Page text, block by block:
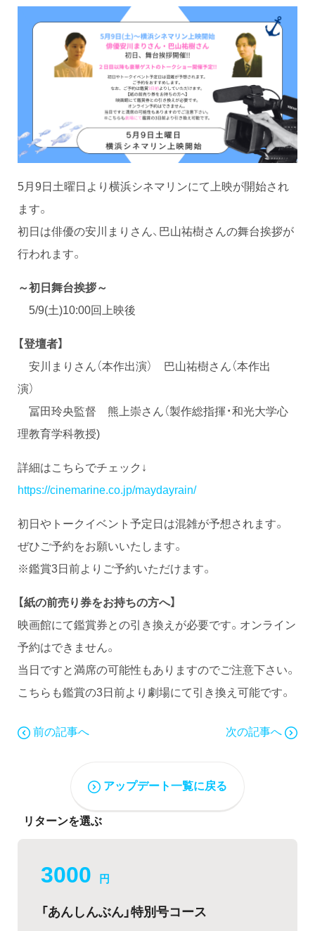
5月9日土曜日より横浜シネマリンにて上映が開始され
ます。
初日は俳優の安川まりさん、巴山祐樹さんの舞台挨拶が
行われます。
～初日舞台挨拶～
5/9(土)10:00回上映後
【登壇者】
安川まりさん（本作出演） 巴山祐樹さん（本作出
演）
冨田玲央監督 熊上崇さん（製作総指揮・和光大学心
理教育学科教授)
詳細はこちらでチェック↓
https://cinemarine.co.jp/maydayrain/
初日やトークイベント予定日は混雑が予想されます。
ぜひご予約をお願いいたします。
※鑑賞3日前よりご予約いただけます。
【紙の前売り券をお持ちの方へ】
映画館にて鑑賞券との引き換えが必要です。オンライン
予約はできません。
当日ですと満席の可能性もありますのでご注意下さい。
こちらも鑑賞の3日前より劇場にて引き換え可能です。
前の記事へ 次の記事へ
アップデート一覧に戻る
リターンを選ぶ
3000 円
「あんしんぶん」特別号コース